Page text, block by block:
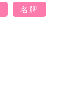
名牌